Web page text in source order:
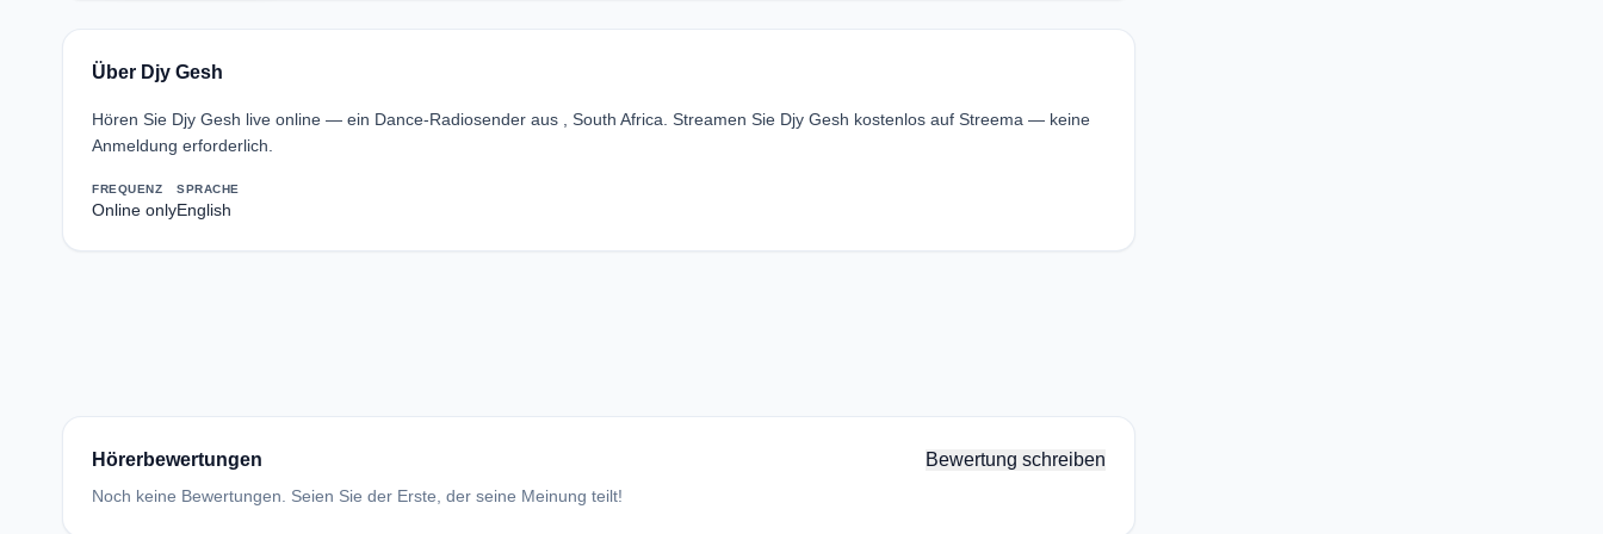
Über Djy Gesh
Hören Sie Djy Gesh live online — ein Dance-Radiosender aus , South Africa. Streamen Sie Djy Gesh kostenlos auf Streema — keine
Anmeldung erforderlich.
FREQUENZ
Online only
SPRACHE
English
Hörerbewertungen Bewertung schreiben
Noch keine Bewertungen. Seien Sie der Erste, der seine Meinung teilt!